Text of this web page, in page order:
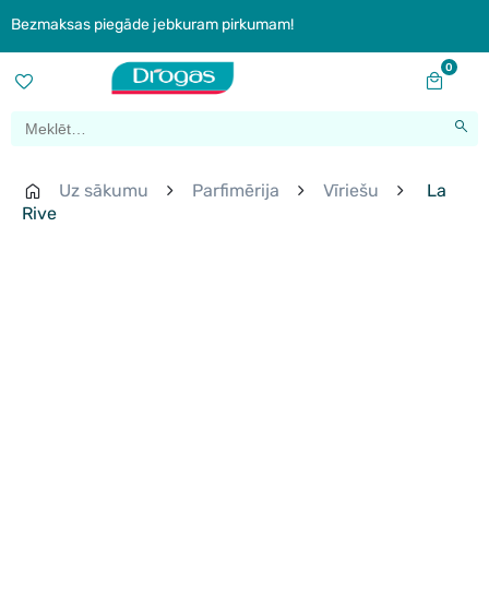
Bezmaksas piegāde jebkuram pirkumam!
0
Uz sākumu Parfimērija Vīriešu
La
Rive